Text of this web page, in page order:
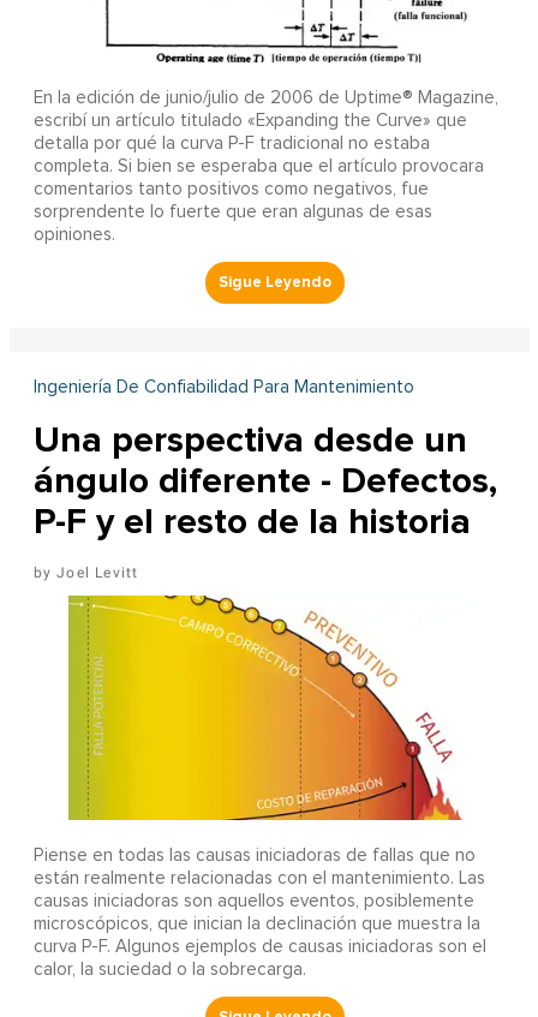
En la edición de junio/julio de 2006 de Uptime® Magazine,
escribí un artículo titulado «Expanding the Curve» que
detalla por qué la curva P-F tradicional no estaba
completa. Si bien se esperaba que el artículo provocara
comentarios tanto positivos como negativos, fue
sorprendente lo fuerte que eran algunas de esas
opiniones.
Ingeniería De Confiabilidad Para Mantenimiento
Una perspectiva desde un
ángulo diferente - Defectos,
P-F y el resto de la historia
Joel Levitt
Piense en todas las causas iniciadoras de fallas que no
están realmente relacionadas con el mantenimiento. Las
causas iniciadoras son aquellos eventos, posiblemente
microscópicos, que inician la declinación que muestra la
curva P-F. Algunos ejemplos de causas iniciadoras son el
calor, la suciedad o la sobrecarga.